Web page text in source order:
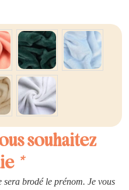
souhaitez
*
sera brodé le prénom. Je vous